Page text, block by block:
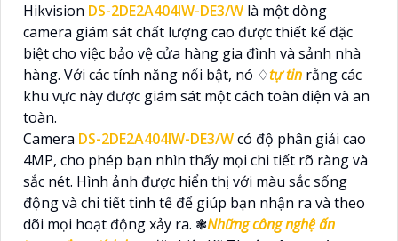
Hikvision DS-2DE2A404IW-DE3/W là một dòng
camera giám sát chất lượng cao được thiết kế đặc
biệt cho việc bảo vệ cửa hàng gia đình và sảnh nhà
hàng. Với các tính năng nổi bật, nó ♢tự tin rằng các
khu vực này được giám sát một cách toàn diện và an
toàn.
Camera DS-2DE2A404IW-DE3/Wcó độ phân giải cao
4MP, cho phép bạn nhìn thấy mọi chi tiết rõ ràng và
sắc nét. Hình ảnh được hiển thị với màu sắc sống
động và chi tiết tinh tế để giúp bạn nhận ra và theo
dõi mọi hoạt động xảy ra. ❃Những công nghệ ấn